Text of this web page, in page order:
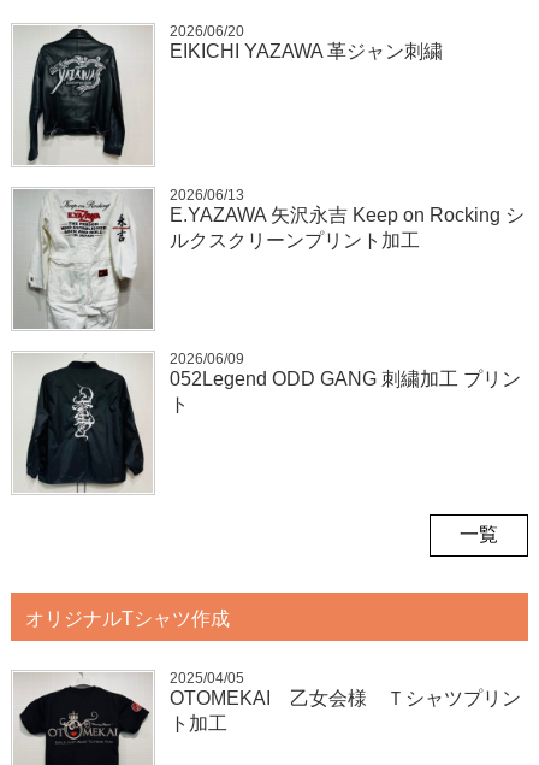
2026/06/20
EIKICHI YAZAWA 革ジャン刺繍
2026/06/13
E.YAZAWA 矢沢永吉 Keep on Rocking シ
ルクスクリーンプリント加工
2026/06/09
052Legend ODD GANG 刺繍加工 プリン
ト
一覧
オリジナルTシャツ作成
2025/04/05
OTOMEKAI 乙女会様 Ｔシャツプリン
ト加工